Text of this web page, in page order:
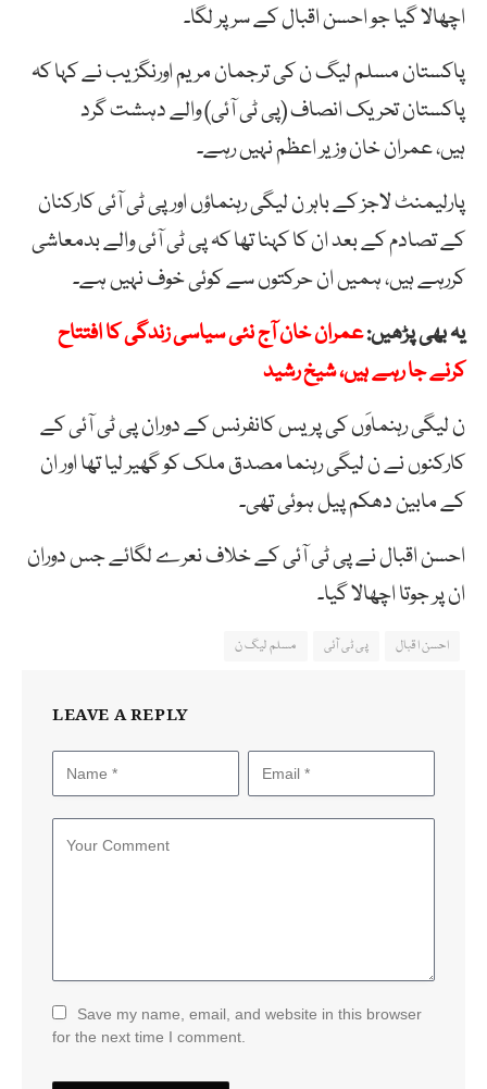
اچھالا گیا جو احسن اقبال کے سر پر لگا۔
پاکستان مسلم لیگ ن کی ترجمان مریم اورنگزیب نے کہا کہ
پاکستان تحریک انصاف (پی ٹی آئی) والے دہشت گرد
ہیں، عمران خان وزیر اعظم نہیں رہے۔
پارلیمنٹ لاجز کے باہر ن لیگی رہنماؤں اور پی ٹی آئی کارکنان
کے تصادم کے بعد ان کا کہنا تھا کہ پی ٹی آئی والے بدمعاشی
کررہے ہیں، ہمیں ان حرکتوں سے کوئی خوف نہیں ہے۔
یہ بھی پڑھیں:عمران خان آج نئی سیاسی زندگی کا افتتاح
کرنے جا رہے ہیں، شیخ رشید
ن لیگی رہنماوَں کی پریس کانفرنس کے دوران پی ٹی آئی کے
کارکنوں نے ن لیگی رہنما مصدق ملک کو گھیر لیا تھا اور ان
کے مابین دھکم پیل ہوئی تھی۔
احسن اقبال نے پی ٹی آئی کے خلاف نعرے لگائے جس دوران
ان پر جوتا اچھالا گیا۔
احسن اقبال پی ٹی آئی مسلم لیگ ن
LEAVE A REPLY
Save my name, email, and website in this browser
for the next time I comment.